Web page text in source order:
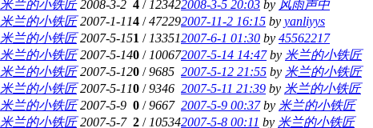
米兰的小铁匠 2008-3-2 4 / 123422008-3-5 20:03 by 风雨声中
米兰的小铁匠 2007-1-114 /472292007-11-2 16:15 by yanliyys
米兰的小铁匠 2007-5-151 / 133512007-6-1 01:30 by 45562217
米兰的小铁匠 2007-5-140 / 100672007-5-14 14:47 by 米兰的小铁匠
米兰的小铁匠 2007-5-120 /9685 2007-5-12 21:55 by 米兰的小铁匠
米兰的小铁匠 2007-5-110 /9346 2007-5-11 21:39 by 米兰的小铁匠
米兰的小铁匠 2007-5-9 0 /9667 2007-5-9 00:37 by 米兰的小铁匠
米兰的小铁匠 2007-5-7 2 / 105342007-5-8 00:11 by 米兰的小铁匠